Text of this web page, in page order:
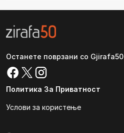
Останете поврзани со Gjirafa50
Политика За Приватност
Услови за користење